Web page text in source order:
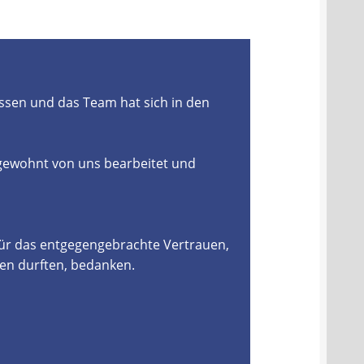
und das Team hat sich in den
von uns bearbeitet und
das entgegengebrachte Vertrauen,
durften, bedanken.